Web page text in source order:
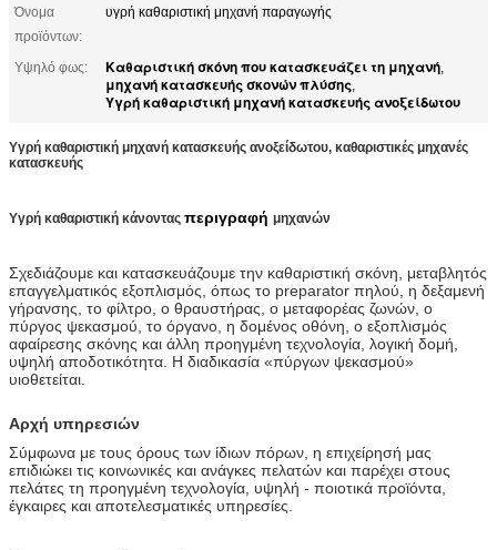
Όνομα
προϊόντων:
υγρή καθαριστική μηχανή παραγωγής
Υψηλό φως: Καθαριστική σκόνη που κατασκευάζει τη μηχανή,
μηχανή κατασκευής σκονών πλύσης,
Υγρή καθαριστική μηχανή κατασκευής ανοξείδωτου
Υγρή καθαριστική μηχανή κατασκευής ανοξείδωτου, καθαριστικές μηχανές
κατασκευής
Υγρή καθαριστική κάνοντας περιγραφή μηχανών
Σχεδιάζουμε και κατασκευάζουμε την καθαριστική σκόνη, μεταβλητός
επαγγελματικός εξοπλισμός, όπως το preparator πηλού, η δεξαμενή
γήρανσης, το φίλτρο, ο θραυστήρας, ο μεταφορέας ζωνών, ο
πύργος ψεκασμού, το όργανο, η δομένος οθόνη, ο εξοπλισμός
αφαίρεσης σκόνης και άλλη προηγμένη τεχνολογία, λογική δομή,
υψηλή αποδοτικότητα. Η διαδικασία «πύργων ψεκασμού»
υιοθετείται.
Αρχή υπηρεσιών
Σύμφωνα με τους όρους των ίδιων πόρων, η επιχείρησή μας
επιδιώκει τις κοινωνικές και ανάγκες πελατών και παρέχει στους
πελάτες τη προηγμένη τεχνολογία, υψηλή - ποιοτικά προϊόντα,
έγκαιρες και αποτελεσματικές υπηρεσίες.